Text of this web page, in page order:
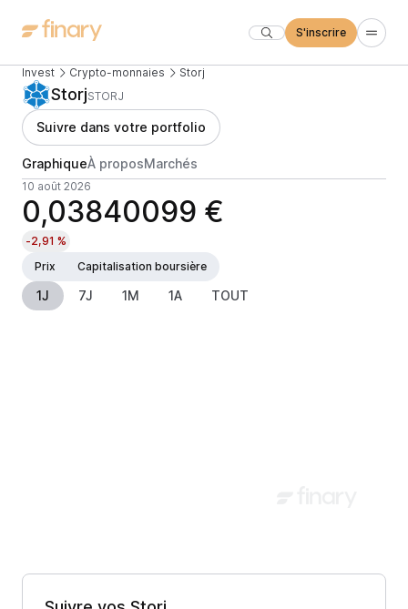
S'inscrire
Invest Crypto-monnaies Storj
StorjSTORJ
Suivre dans votre portfolio
GraphiqueÀ proposMarchés
10 août 2026
0,03840099 €
-2,91 %
Prix
Capitalisation boursière
1J 7J 1M 1A TOUT